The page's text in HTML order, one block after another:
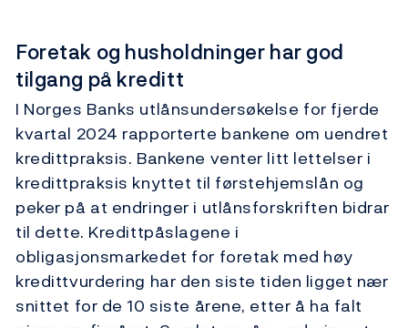
Foretak og husholdninger har god
tilgang på kreditt
I Norges Banks utlånsundersøkelse for fjerde
kvartal 2024 rapporterte bankene om uendret
kredittpraksis. Bankene venter litt lettelser i
kredittpraksis knyttet til førstehjemslån og
peker på at endringer i utlånsforskriften bidrar
til dette. Kredittpåslagene i
obligasjonsmarkedet for foretak med høy
kredittvurdering har den siste tiden ligget nær
snittet for de 10 siste årene, etter å ha falt